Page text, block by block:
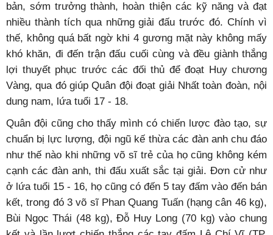
bản, sớm trưởng thành, hoàn thiện các kỹ năng và đạt
nhiều thành tích qua những giải đấu trước đó. Chính vì
thế, không quá bất ngờ khi 4 gương mặt này không mấy
khó khăn, đi đến trận đấu cuối cùng và đều giành thắng
lợi thuyết phục trước các đối thủ để đoạt Huy chương
Vàng, qua đó giúp Quân đội đoạt giải Nhất toàn đoàn, nội
dung nam, lứa tuổi 17 - 18.
Quân đội cũng cho thấy mình có chiến lược đào tạo, sự
chuẩn bị lực lượng, đội ngũ kế thừa các đàn anh chu đáo
như thế nào khi những võ sĩ trẻ của họ cũng không kém
cạnh các đàn anh, thi đấu xuất sắc tại giải. Đơn cử như
ở lứa tuổi 15 - 16, họ cũng có đến 5 tay đấm vào đến bán
kết, trong đó 3 võ sĩ Phan Quang Tuấn (hạng cân 46 kg),
Bùi Ngọc Thái (48 kg), Đỗ Huy Long (70 kg) vào chung